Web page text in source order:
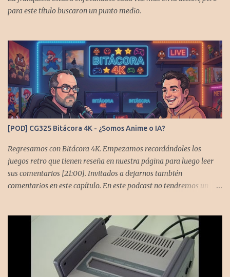
para este título buscaron un punto medio.
[POD] CG325 Bitácora 4K - ¿Somos Anime o IA?
Regresamos con Bitácora 4K. Empezamos recordándoles los
juegos retro que tienen reseña en nuestra página para luego leer
sus comentarios [21:00]. Invitados a dejarnos también
comentarios en este capítulo. En este podcast no tendremos un
@GoombaVictor y @flagstaad que no estarían aquí si no es por
ustedes. Muchas gracias a todos los que nos agregan a sus
plataformas de podcast y nos dejan comentarios en las cuentas de
redes. Spotify YouTube. Twitter -
https://twitter.com/CronicasGoomba Instagram -